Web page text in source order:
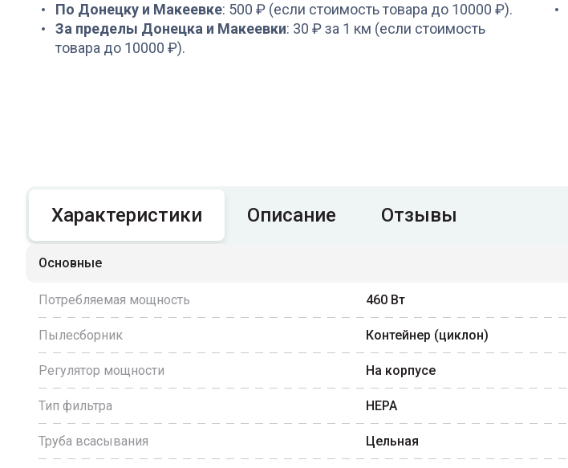
По Донецку и Макеевке: 500 ₽ (если стоимость товара до 10000 ₽).
За пределы Донецка и Макеевки: 30 ₽ за 1 км (если стоимость
товара до 10000 ₽).
Характеристики Описание Отзывы
Основные
Потребляемая мощность 460 Вт
Пылесборник Контейнер (циклон)
Регулятор мощности На корпусе
Тип фильтра HEPA
Труба всасывания Цельная